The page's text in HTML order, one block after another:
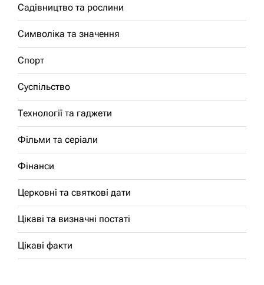
Садівництво та рослини
Символіка та значення
Спорт
Суспільство
Технології та гаджети
Фільми та серіали
Фінанси
Церковні та святкові дати
Цікаві та визначні постаті
Цікаві факти